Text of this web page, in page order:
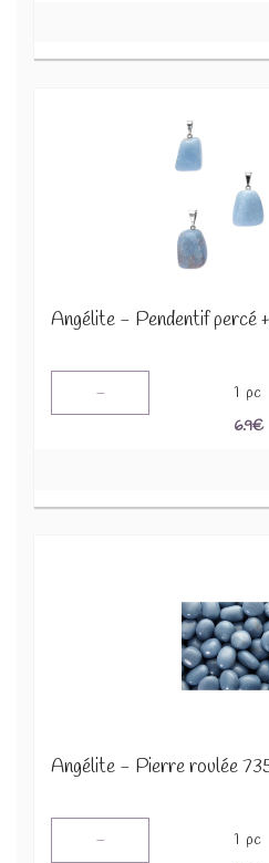
Angélite - Pendentif percé
- 1 pc
6.9€
Angélite - Pierre roulée
- 1 pc